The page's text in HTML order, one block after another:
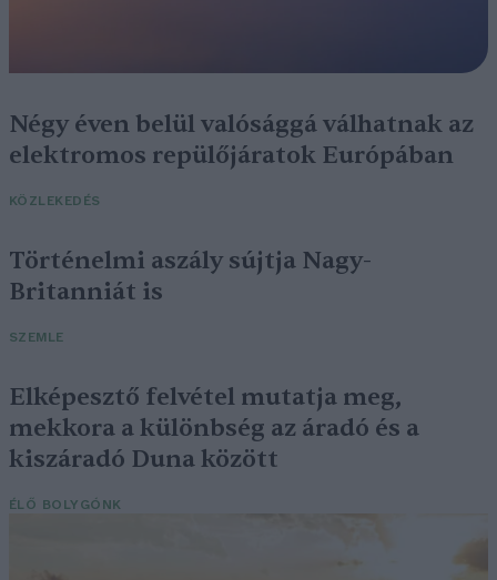
Négy éven belül valósággá válhatnak az
elektromos repülőjáratok Európában
KÖZLEKEDÉS
Történelmi aszály sújtja Nagy-
Britanniát is
SZEMLE
Elképesztő felvétel mutatja meg,
mekkora a különbség az áradó és a
kiszáradó Duna között
ÉLŐ BOLYGÓNK